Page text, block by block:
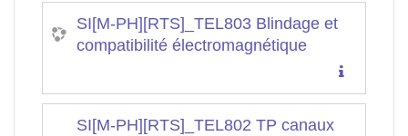
SI[M-PH][RTS]_TEL803 Blindage et
compatibilité électromagnétique
SI[M-PH][RTS]_TEL802 TP canaux